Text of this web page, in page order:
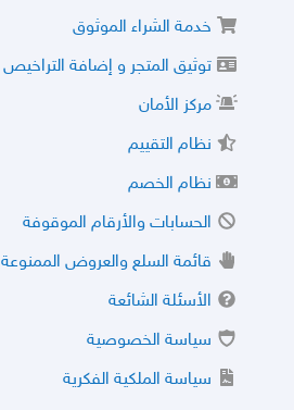
خدمة الشراء الموثوق
توثيق المتجر و إضافة التراخيص
مركز الأمان
نظام التقييم
نظام الخصم
الحسابات والأرقام الموقوفة
قائمة السلع والعروض الممنوعة
الأسئلة الشائعة
سياسة الخصوصية
سياسة الملكية الفكرية